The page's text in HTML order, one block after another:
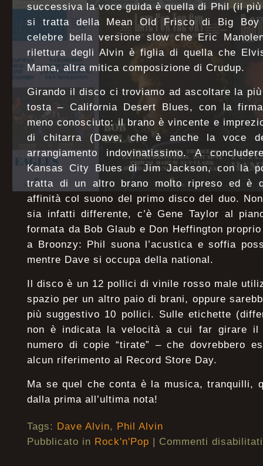
successiva la voce guida è quella di Phil (il
si tratta della Mean Old Frisco di Big Boy
celebre bella versione slow che Eric
rilettura degli Alvin è figlia di quella che
Mama, altra mitica composizione di Crudup.
Girando il disco ci troviamo ad ascoltare la
tosta – California Desert Blues, con la
meno conosciuto: il brano è vincente e
di chitarra (Dave, che è anche la voce
arrangiamento indovinatissimo. A
Kansas City Blues di Jim Jackson, con la
tratta di un altro brano molto ripreso ed è
affinità col suono del primo disco del duo.
sia infatti differente, c’è Gene Taylor al
formata da Bob Glaub e Don Heffington
a Broonzy: Phil suona l’acustica e soffia
mentre Dave si occupa della national.
Il disco è un 12 pollici di vinile rosso male
spazio per un altro paio di brani, oppure
più suggestivo 10 pollici. Sulle etichette
non è indicata la velocità a cui far girare
numero di copie “tirate” – che dovrebbero
alcun riferimento al Record Store Day.
Ma se quel che conta è la musica, tranquilli,
dalla prima all’ultima nota!
Tags: Dave Alvin, Phil Alvin
Pubblicato in Rock'n'Pop | Commenti disabilitati